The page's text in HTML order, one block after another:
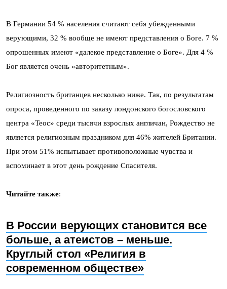
В Германии 54 % населения считают себя убежденными
верующими, 32 % вообще не имеют представления о Боге. 7 %
опрошенных имеют «далекое представление о Боге». Для 4 %
Бог является очень «авторитетным».
Религиозность британцев несколько ниже. Так, по результатам
опроса, проведенного по заказу лондонского богословского
центра «Теос» среди тысячи взрослых англичан, Рождество не
является религиозным праздником для 46% жителей Британии.
При этом 51% испытывает противоположные чувства и
вспоминает в этот день рождение Спасителя.
Читайте также:
В России верующих становится все
больше, а атеистов – меньше.
Круглый стол «Религия в
современном обществе»